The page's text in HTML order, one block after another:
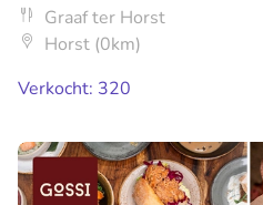
Graaf ter Horst
Horst (0km)
Verkocht: 320